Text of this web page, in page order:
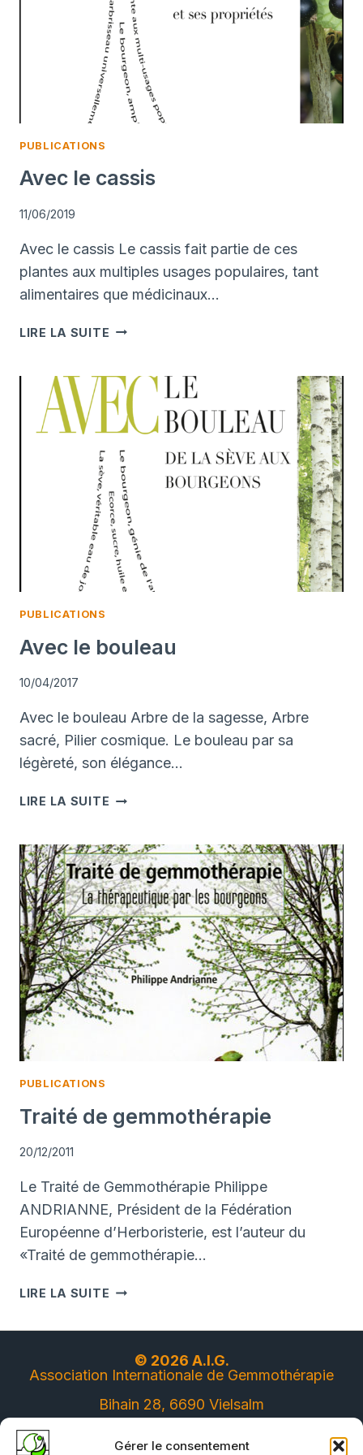
Gérer le consentement
PUBLICATIONS
Avec le cassis
11/06/2019
Avec le cassis Le cassis fait partie de ces
plantes aux multiples usages populaires, tant
alimentaires que médicinaux…
LIRE LA SUITE AVEC
PUBLICATIONS
Avec le bouleau
10/04/2017
Avec le bouleau Arbre de la sagesse, Arbre
sacré, Pilier cosmique. Le bouleau par sa
légèreté, son élégance…
LIRE LA SUITE AVEC
PUBLICATIONS
Traité de gemmothérapie
20/12/2011
Le Traité de Gemmothérapie Philippe
ANDRIANNE, Président de la Fédération
Européenne d’Herboristerie, est l’auteur du
«Traité de gemmothérapie…
LIRE LA SUITE TRAITÉ
GEMMOTHÉRAPIE
© 2026 A.I.G.
Association Internationale de Gemmothérapie
Bihain 28, 6690 Vielsalm